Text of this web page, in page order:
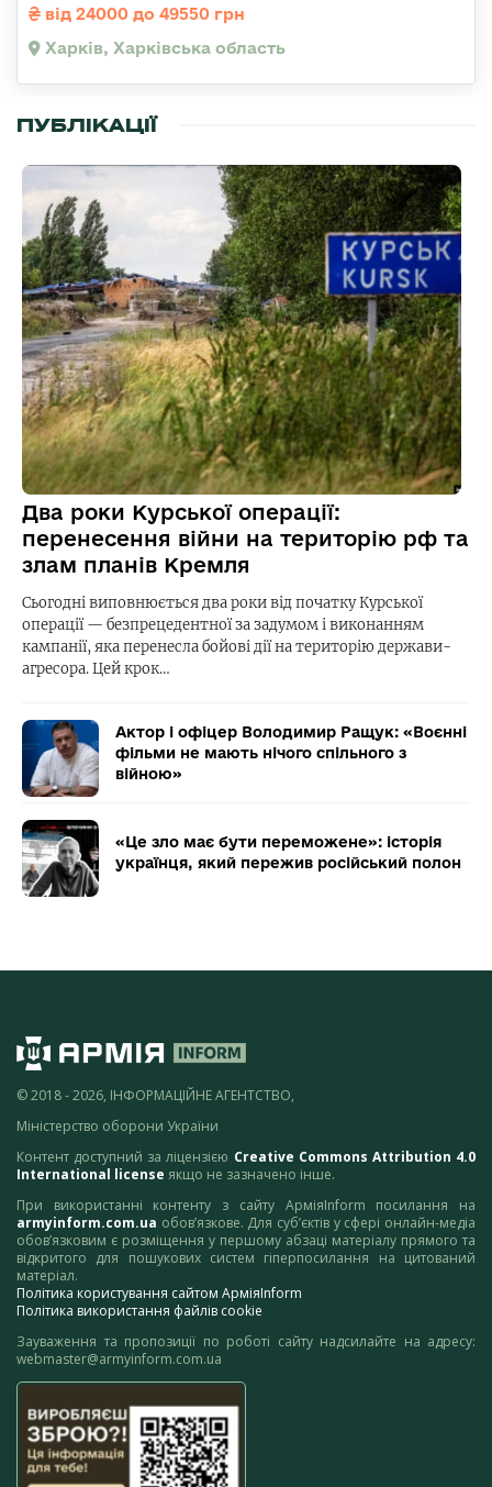
від 24000 до 49550 грн
Харків, Харківська область
ПУБЛІКАЦІЇ
Два роки Курської операції:
перенесення війни на територію рф та
злам планів Кремля
Сьогодні виповнюється два роки від початку Курської
операції — безпрецедентної за задумом і виконанням
кампанії, яка перенесла бойові дії на територію держави-
агресора. Цей крок…
Актор і офіцер Володимир Ращук: «Воєнні
фільми не мають нічого спільного з
війною»
«Це зло має бути переможене»: історія
українця, який пережив російський полон
© 2018 - 2026, ІНФОРМАЦІЙНЕ АГЕНТСТВО,
Міністерство оборони України
Контент доступний за ліцензією Creative Commons Attribution 4.0
International license якщо не зазначено інше.
При використанні контенту з сайту АрміяInform посилання на
armyinform.com.ua обов’язкове. Для суб’єктів у сфері онлайн-медіа
обов’язковим є розміщення у першому абзаці матеріалу прямого та
відкритого для пошукових систем гіперпосилання на цитований
матеріал.
Політика користування сайтом АрміяInform
Політика використання файлів cookie
Зауваження та пропозиції по роботі сайту надсилайте на адресу:
webmaster@armyinform.com.ua